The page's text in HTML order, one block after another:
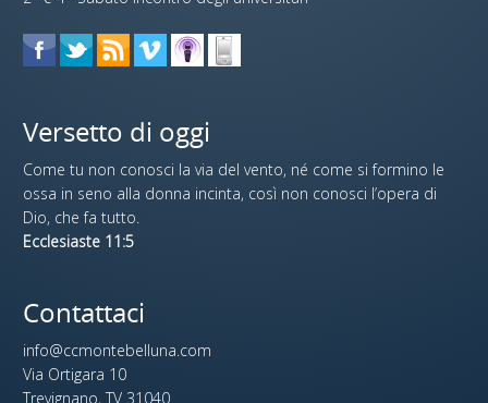
Versetto di oggi
Come tu non conosci la via del vento, né come si formino le
ossa in seno alla donna incinta, così non conosci l’opera di
Dio, che fa tutto.
Ecclesiaste 11:5
Contattaci
info@ccmontebelluna.com
Via Ortigara 10
Trevignano, TV 31040